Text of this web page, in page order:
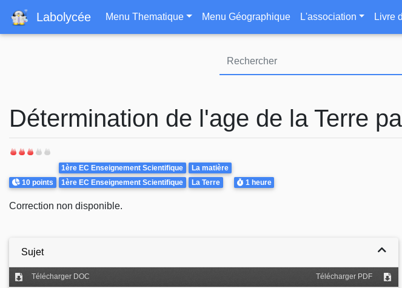
Labolycée Navigation principale
Menu Thematique Menu Géographique L'association Livre
Détermination de l'age de la Terre
Points
10 points
Theme
1ère EC Enseignement Scientifique
La matière
1ère EC Enseignement Scientifique
La Terre Durée
1 heure
Correction non disponible.
Sujet